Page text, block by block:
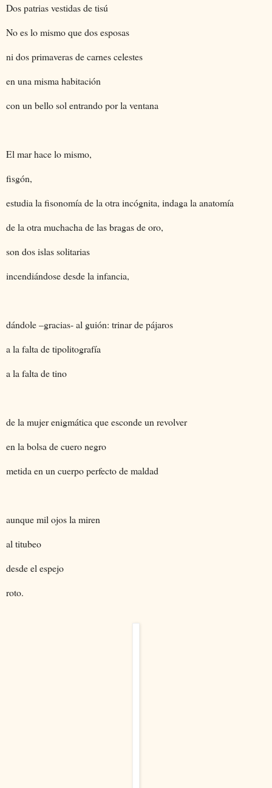
Dos patrias vestidas de tisú
No es lo mismo que dos esposas
ni dos primaveras de carnes celestes
en una misma habitación
con un bello sol entrando por la ventana
El mar hace lo mismo,
fisgón,
estudia la fisonomía de la otra incógnita, indaga la anatomía
de la otra muchacha de las bragas de oro,
son dos islas solitarias
incendiándose desde la infancia,
dándole –gracias- al guión: trinar de pájaros
a la falta de tipolitografía
a la falta de tino
de la mujer enigmática que esconde un revolver
en la bolsa de cuero negro
metida en un cuerpo perfecto de maldad
aunque mil ojos la miren
al titubeo
desde el espejo
roto.